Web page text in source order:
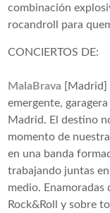
combinación
rocandroll para
CONCIERTOS DE:
MalaBrava [Madrid]
emergente,
Madrid. El destino
momento de
en una banda
trabajando juntas
medio. Enamoradas
Rock&Roll y sobre